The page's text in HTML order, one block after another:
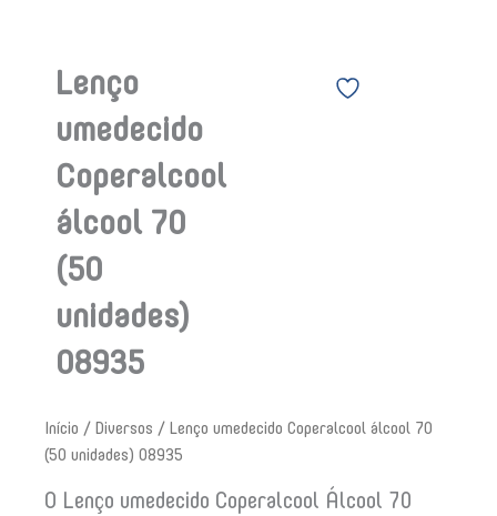
Lenço
umedecido
Coperalcool
álcool 70
(50
unidades)
08935
Início / Diversos / Lenço umedecido Coperalcool álcool 70
(50 unidades) 08935
O Lenço umedecido Coperalcool Álcool 70